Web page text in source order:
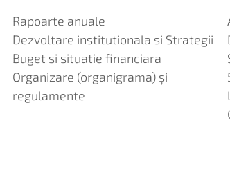
Rapoarte anuale
Dezvoltare institutionala si Strategii
Buget si situatie financiara
Organizare (organigrama) și
regulamente